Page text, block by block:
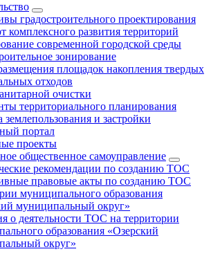
градостроительного проектирования
комплексного развития территорий
современной городской среды
зонирование
площадок накопления твердых
отходов
очистки
территориального планирования
землепользования и застройки
портал
проекты
общественное самоуправление
рекомендации по созданию ТОС
правовые акты по созданию ТОС
муниципального образования
муниципальный округ»
о деятельности ТОС на территории
образования «Озерский
округ»